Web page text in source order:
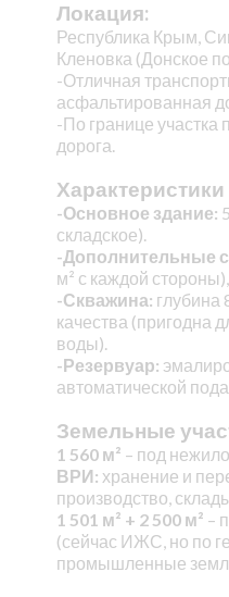
Локация:
Республика Крым,
Кленовка (Донское
-Отличная
асфальтированная
-По границе участка
дорога.
-Основное здание:
складское).
-Дополнительные
м² с каждой стороны),
-Скважина: глубина
качества (пригодна
воды).
-Резервуар:
автоматической
Земельные
1 560 м² – под
ВРИ: хранение и
производство,
1 501 м² + 2 500 м² –
(сейчас ИЖС, но по
промышленные